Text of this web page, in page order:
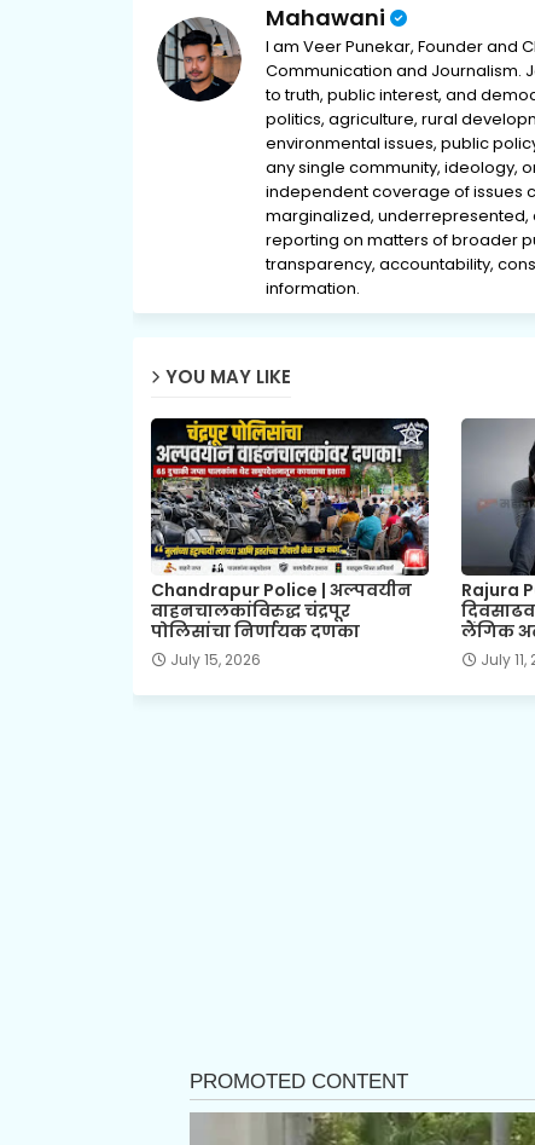
Mahawani
I am Veer Punekar, Founder and
Communication and Journalism.
to truth, public interest, and
politics, agriculture, rural
environmental issues, public
any single community, ideology,
independent coverage of issues
marginalized,
reporting on matters of broader
transparency, accountability,
information.
YOU MAY LIKE
Chandrapur Police | अल्पवयीन
वाहनचालकांविरुद्ध चंद्रपूर
पोलिसांचा निर्णायक दणका
July 15, 2026
Rajura
लैंगिक
July 11,